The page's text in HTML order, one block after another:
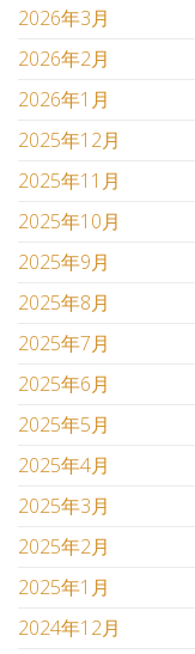
2026年3月
2026年2月
2026年1月
2025年12月
2025年11月
2025年10月
2025年9月
2025年8月
2025年7月
2025年6月
2025年5月
2025年4月
2025年3月
2025年2月
2025年1月
2024年12月